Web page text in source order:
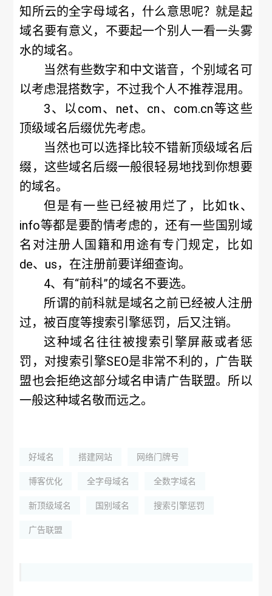
知所云的全字母域名，什么意思呢？就是起
域名要有意义，不要起一个别人一看一头雾
水的域名。
当然有些数字和中文谐音，个别域名可
以考虑混搭数字，不过我个人不推荐混用。
3、以com、net、cn、com.cn等这些
顶级域名后缀优先考虑。
当然也可以选择比较不错新顶级域名后
缀，这些域名后缀一般很轻易地找到你想要
的域名。
但是有一些已经被用烂了，比如tk、
info等都是要酌情考虑的，还有一些国别域
名对注册人国籍和用途有专门规定，比如
de、us，在注册前要详细查询。
4、有“前科”的域名不要选。
所谓的前科就是域名之前已经被人注册
过，被百度等搜索引擎惩罚，后又注销。
这种域名往往被搜索引擎屏蔽或者惩
罚，对搜索引擎SEO是非常不利的，广告联
盟也会拒绝这部分域名申请广告联盟。所以
一般这种域名敬而远之。
好域名 搭建网站 网络门牌号
博客优化 全字母域名 全数字域名
新顶级域名 国别域名 搜索引擎惩罚
广告联盟